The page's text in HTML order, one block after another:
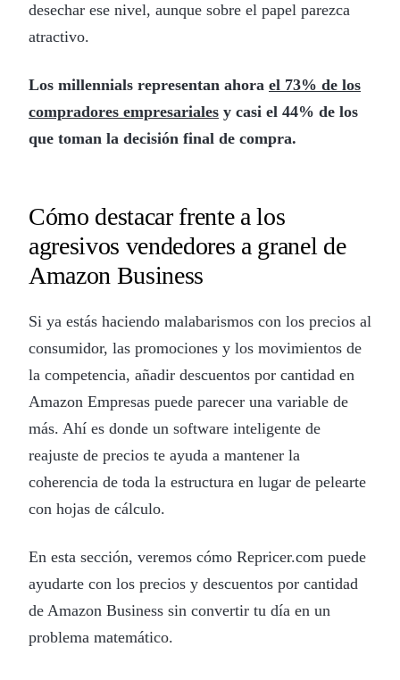
desechar ese nivel, aunque sobre el papel parezca
atractivo.
Los millennials representan ahora el 73% de los
compradores empresariales y casi el 44% de los
que toman la decisión final de compra.
Cómo destacar frente a los
agresivos vendedores a granel de
Amazon Business
Si ya estás haciendo malabarismos con los precios al
consumidor, las promociones y los movimientos de
la competencia, añadir descuentos por cantidad en
Amazon Empresas puede parecer una variable de
más. Ahí es donde un software inteligente de
reajuste de precios te ayuda a mantener la
coherencia de toda la estructura en lugar de pelearte
con hojas de cálculo.
En esta sección, veremos cómo Repricer.com puede
ayudarte con los precios y descuentos por cantidad
de Amazon Business sin convertir tu día en un
problema matemático.